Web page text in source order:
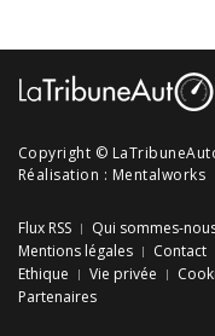
Copyright ©
Réalisation : Mentalworks
Flux RSS Qui sommes-
Mentions légales
Contact
Ethique
Vie privée
Partenaires